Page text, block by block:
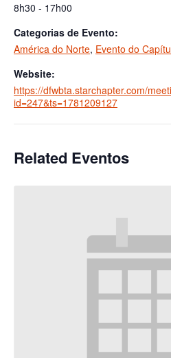
8h30 - 17h00
Categorias de Evento:
América do Norte, Evento do
Website:
https://dfwbta.starchapter.com/
id=247&ts=1781209127
Related Eventos